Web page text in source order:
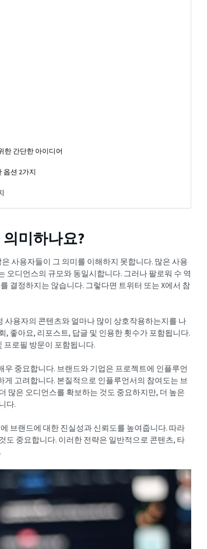
한 간단한 아이디어
옵션 2가지
미하나요?
사용자들이 그 의미를 이해하지 못합니다. 많은 사용
오디언스의 규모와 동일시합니다. 그러나 팔로워 수 역
결정하지는 않습니다. 그렇다면 트위터 또는 X에서 참
용자의 콘텐츠와 얼마나 많이 상호작용하는지를 나
좋아요, 리포스트, 답글 및 인용한 횟수가 포함됩니다.
프로필 방문이 포함됩니다.
중요합니다. 브랜드와 기업은 프로젝트에 인플루언
고려합니다. 본질적으로 인플루언서의 참여도는 브
많은 오디언스를 확보하는 것도 중요하지만, 더 높은
다.
브랜드에 대한 진실성과 신뢰도를 높여줍니다. 따라
도 중요합니다. 이러한 전략은 일반적으로 콘텐츠, 타